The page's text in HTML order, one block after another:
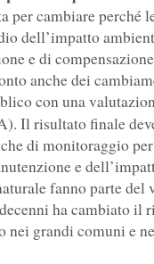
per cambiare
dell’impatto
e di
anche dei
con una
Il risultato finale
di monitoraggio
e
fanno parte
ha cambiato il
nei grandi comuni e